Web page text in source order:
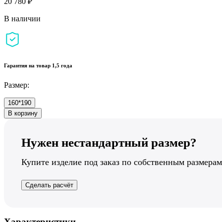
В наличии
Гарантия на товар 1,5 года
Размер:
160*190
В корзину
Нужен нестандартный размер?
Купите изделие под заказ по собственным
Сделать расчёт